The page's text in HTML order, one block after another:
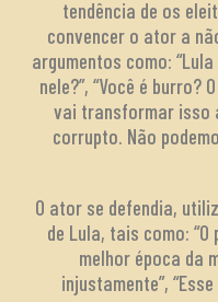
tendência de os
convencer o ator a
argumentos como:
nele?”, “Você é burro?
vai transformar isso
corrupto. Não
O ator se defendia,
de Lula, tais como:
melhor época da
injustamente”,